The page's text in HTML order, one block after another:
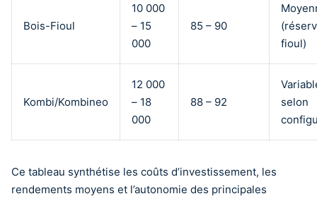
Bois-Fioul
10 000
– 15
000
85 – 90
fioul)
Kombi/Kombineo
12 000
– 18
000
88 – 92
selon
Ce tableau synthétise les coûts d’investissement, les
rendements moyens et l’autonomie des principales